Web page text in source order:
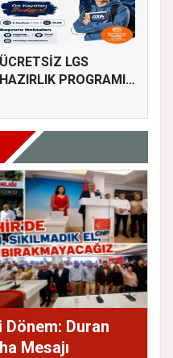
ÜCRETSİZ LGS
HAZIRLIK PROGRAMI
Dönem: Duran
Mesajı